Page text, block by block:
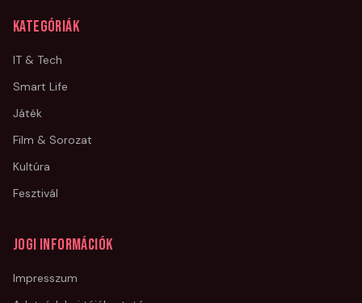
Kategóriák
IT & Tech
Smart Life
Játék
Film & Sorozat
Kultúra
Fesztivál
Jogi információk
Impresszum